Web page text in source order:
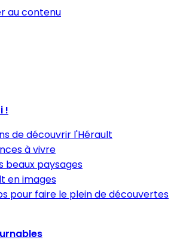
au contenu
!
de découvrir l'Hérault
à vivre
beaux paysages
en images
pour faire le plein de découvertes